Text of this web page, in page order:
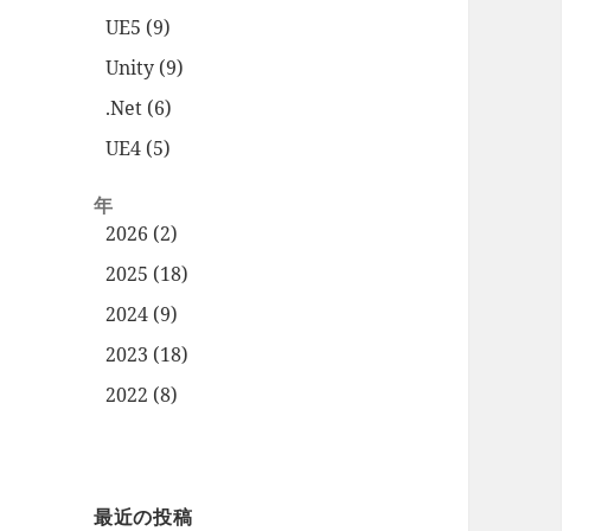
UE5 (9)
Unity (9)
.Net (6)
UE4 (5)
年
2026 (2)
2025 (18)
2024 (9)
2023 (18)
2022 (8)
最近の投稿